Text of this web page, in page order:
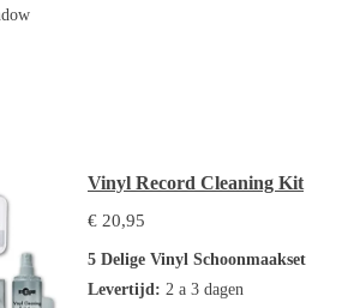
Vinyl Record Cleaning Kit
€ 20,95
5 Delige Vinyl Schoonmaakset
Levertijd: 2 a 3 dagen